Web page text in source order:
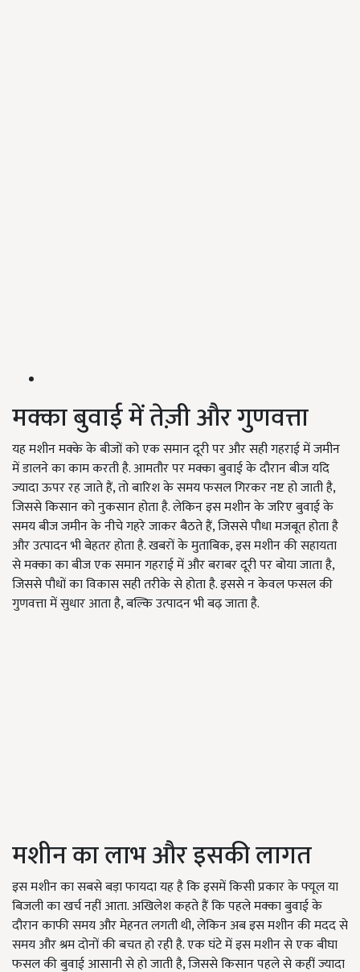
मक्का बुवाई में तेज़ी और गुणवत्ता
यह मशीन मक्के के बीजों को एक समान दूरी पर और सही गहराई में जमीन
में डालने का काम करती है. आमतौर पर मक्का बुवाई के दौरान बीज यदि
ज्यादा ऊपर रह जाते हैं, तो बारिश के समय फसल गिरकर नष्ट हो जाती है,
जिससे किसान को नुकसान होता है. लेकिन इस मशीन के जरिए बुवाई के
समय बीज जमीन के नीचे गहरे जाकर बैठते हैं, जिससे पौधा मजबूत होता है
और उत्पादन भी बेहतर होता है. खबरों के मुताबिक, इस मशीन की सहायता
से मक्का का बीज एक समान गहराई में और बराबर दूरी पर बोया जाता है,
जिससे पौधों का विकास सही तरीके से होता है. इससे न केवल फसल की
गुणवत्ता में सुधार आता है, बल्कि उत्पादन भी बढ़ जाता है.
मशीन का लाभ और इसकी लागत
इस मशीन का सबसे बड़ा फायदा यह है कि इसमें किसी प्रकार के फ्यूल या
बिजली का खर्च नहीं आता. अखिलेश कहते हैं कि पहले मक्का बुवाई के
दौरान काफी समय और मेहनत लगती थी, लेकिन अब इस मशीन की मदद से
समय और श्रम दोनों की बचत हो रही है. एक घंटे में इस मशीन से एक बीघा
फसल की बुवाई आसानी से हो जाती है, जिससे किसान पहले से कहीं ज्यादा